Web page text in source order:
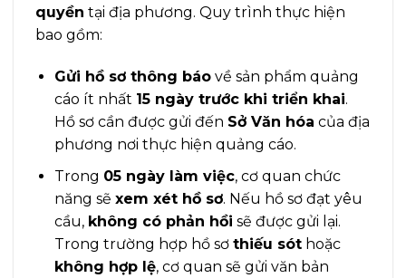
quyền tại địa phương. Quy trình thực hiện
bao gồm:
Gửi hồ sơ thông báovề sản phẩm quảng
cáo ít nhất 15 ngày trước khi triển khai.
Hồ sơ cần được gửi đến Sở Văn hóa của địa
phương nơi thực hiện quảng cáo.
Trong 05 ngày làm việc, cơ quan chức
năng sẽ xem xét hồ sơ. Nếu hồ sơ đạt yêu
cầu, không có phản hồi sẽ được gửi lại.
Trong trường hợp hồ sơ thiếu sóthoặc
không hợp lệ, cơ quan sẽ gửi văn bản